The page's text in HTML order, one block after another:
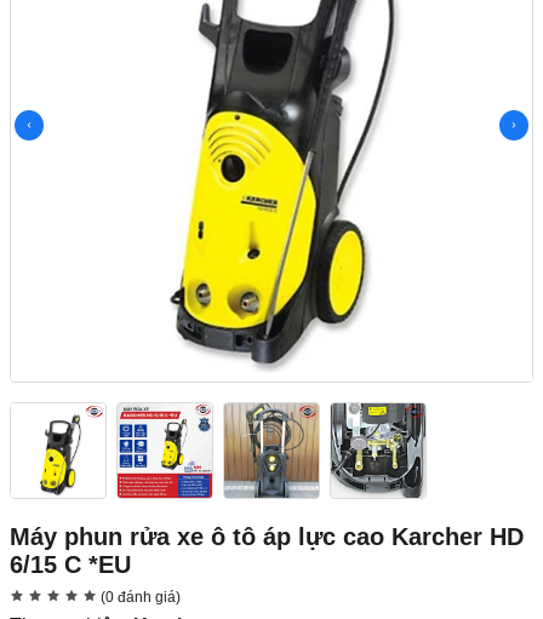
Máy phun rửa xe ô tô áp lực cao Karcher HD
6/15 C *EU
(0 đánh giá)